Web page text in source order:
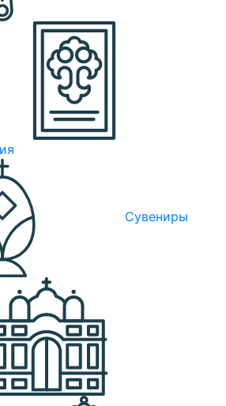
Сувениры